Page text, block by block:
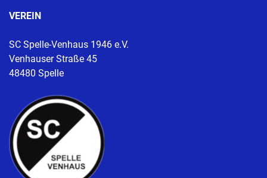
VEREIN
SC Spelle-Venhaus 1946 e.V.
Venhauser Straße 45
48480 Spelle